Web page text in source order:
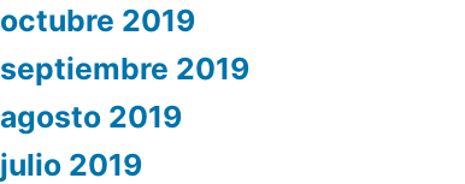
octubre 2019
septiembre 2019
agosto 2019
julio 2019